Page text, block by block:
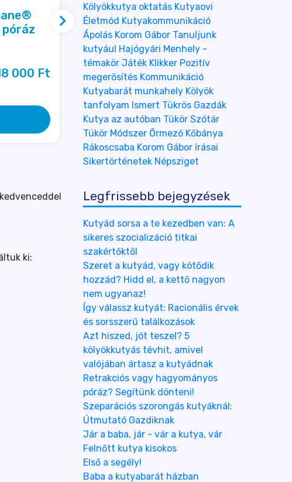
póráz
000 Ft
Airdog 160 Frizbi
Készleten
2 800 Ft
Részletek
ki:
Kölyökkutya oktatás Kutyaovi
Életmód Kutyakommunikáció
Ápolás Korom Gábor Tanuljunk
kutyául Hajógyári Menhely -
témakör Játék Klikker Pozitív
megerősítés Kommunikáció
Kutyabarát munkahely Kölyök
tanfolyam Ismert Tükrös Gazdák
Kutya az autóban Tükör Szótár
Tükör Módszer Őrmező Kőbánya
Rákoscsaba Korom Gábor írásai
Sikertörténetek Népsziget
Legfrissebb bejegyzések
Kutyád sorsa a te kezedben van: A
sikeres szocializáció titkai
szakértőktől
Szeret a kutyád, vagy kötődik
hozzád? Hidd el, a kettő nagyon
nem ugyanaz!
Így válassz kutyát: Racionális érvek
és sorsszerű találkozások
Azt hiszed, jót teszel? 5
kölyökkutyás tévhit, amivel
valójában ártasz a kutyádnak
Retrakciós vagy hagyományos
póráz? Segítünk dönteni!
Szeparációs szorongás kutyáknál:
Útmutató Gazdiknak
Jár a baba, jár - vár a kutya, vár
Felnőtt kutya kisokos
Első a segély!
Baba a kutyabarát házban